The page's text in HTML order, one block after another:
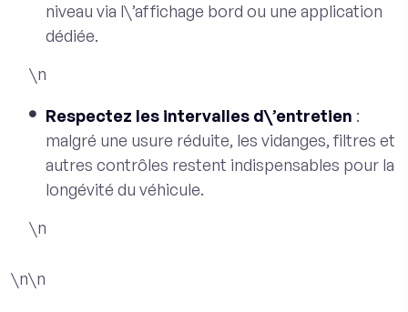
niveau via l\’affichage bord ou une application
dédiée.
\n
Respectez les intervalles d\’entretien :
malgré une usure réduite, les vidanges, filtres et
autres contrôles restent indispensables pour la
longévité du véhicule.
\n
\n\n